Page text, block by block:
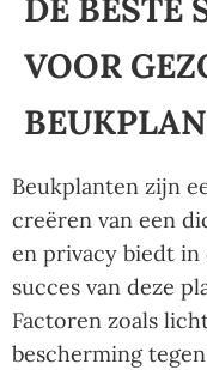
DE BESTE
VOOR
Beukplanten zijn
creëren van een
en privacy biedt
succes van deze
Factoren zoals
bescherming